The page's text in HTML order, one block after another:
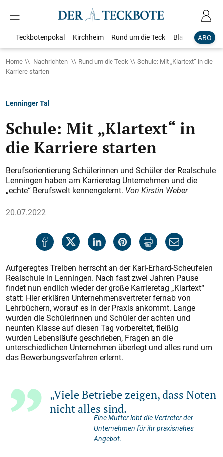
ABO
Teckbotenpokal Kirchheim Rund um die Teck Blaulicht
Home Nachrichten Rund um die Teck
Schule: Mit „Klartext“ in die
Karriere starten
Lenninger Tal
Schule: Mit „Klartext“ in
die Karriere starten
Berufsorientierung Schülerinnen und Schüler der Realschule
Lenningen haben am Karrieretag Unternehmen und die
„echte“ Berufswelt kennengelernt. Von Kirstin Weber
20.07.2022
Aufgeregtes Treiben herrscht an der Karl-Erhard-Scheufelen
Realschule in Lenningen. Nach fast zwei Jahren Pause
findet nun endlich wieder der große Karrieretag „Klartext“
statt: Hier erklären Unternehmensvertreter fernab von
Lehrbüchern, worauf es in der Praxis ankommt. Lange
wurden die Schülerinnen und Schüler der achten und
neunten Klasse auf diesen Tag vorbereitet, fleißig
wurden Lebensläufe geschrieben, Fragen an die
unterschiedlichen Unternehmen überlegt und alles rund um
das Bewerbungsverfahren erlernt.
„Viele Betriebe zeigen, dass Noten
nicht alles sind.
Eine Mutter lobt die Vertreter der
Unternehmen für ihr praxisnahes
Angebot.